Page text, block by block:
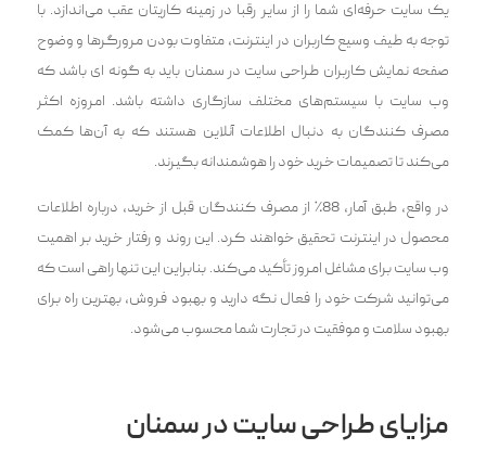
یک سایت ‌حرفه‌ای شما را از سایر رقبا در زمینه کاریتان عقب می‌اندازد. با
توجه به طیف وسیع کاربران در اینترنت، متفاوت بودن مرورگرها و وضوح
صفحه نمایش کاربران‌ طراحی سایت در سمنان باید به گونه ای باشد که
وب سایت با سیستم‌های مختلف سازگاری داشته باشد. امروزه اکثر
مصرف کنندگان به دنبال اطلاعات آنلاین هستند که به آن‌ها کمک
می‌کند تا تصمیمات خرید خود را هوشمندانه بگیرند.
در واقع، طبق آمار، 88٪ از مصرف کنندگان قبل از خرید، درباره اطلاعات
محصول در اینترنت تحقیق خواهند کرد. این روند و رفتار خرید بر اهمیت
وب سایت برای مشاغل امروز تأکید می‌کند. بنابراین این تنها راهی است که
می‌توانید شرکت خود را فعال نگه دارید و بهبود فروش، بهترین راه برای
بهبود سلامت و موفقیت در تجارت شما محسوب می‌شود.
مزایای طراحی سایت در سمنان